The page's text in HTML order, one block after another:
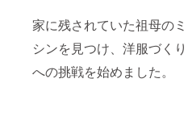
家に残されていた祖母のミ
シンを見つけ、洋服づくり
への挑戦を始めました。